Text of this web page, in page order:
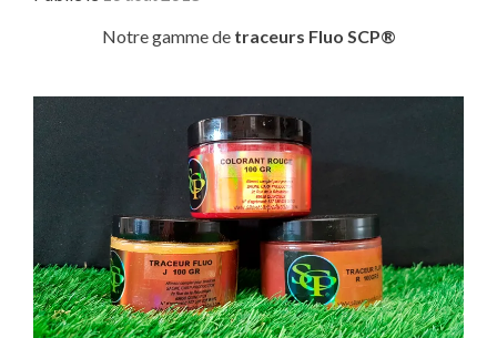
Notre gamme de traceurs Fluo SCP®